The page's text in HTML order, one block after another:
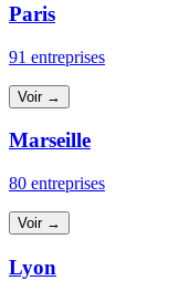
Paris
91 entreprises
Voir →
Marseille
80 entreprises
Voir →
Lyon